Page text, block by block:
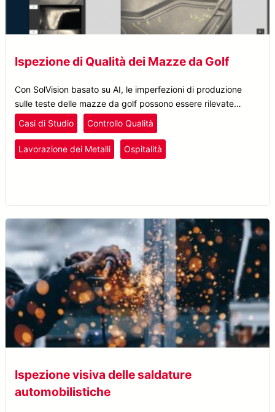
Ispezione di Qualità dei Mazze da Golf
Con SolVision basato su AI, le imperfezioni di produzione
sulle teste delle mazze da golf possono essere rilevate
indipendentemente da dimensioni, aspetto o posizione.
Casi di Studio Controllo Qualità
Lavorazione dei Metalli Ospitalità
Ispezione visiva delle saldature
automobilistiche